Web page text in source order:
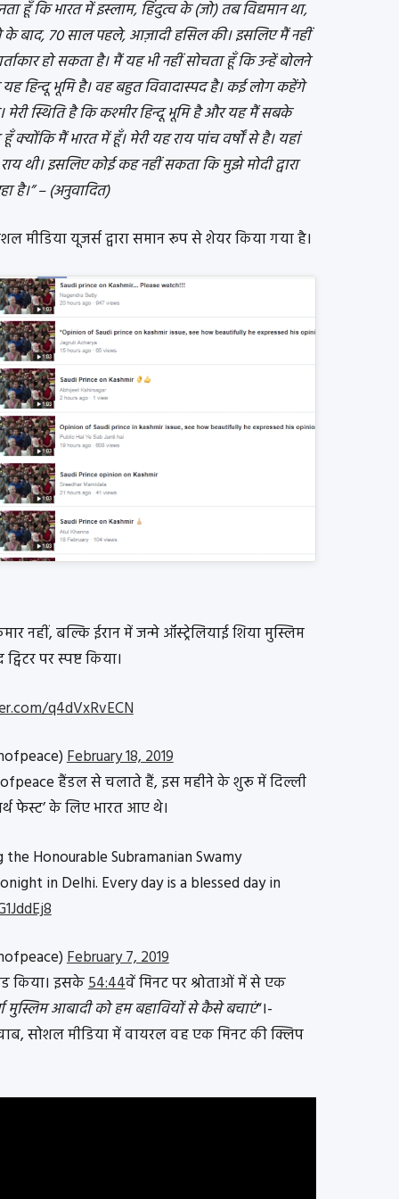
हूँ कि भारत में इस्लाम, हिंदुत्व के (जो) तब विद्यमान था,
के बाद, 70 साल पहले, आज़ादी हसिल की। इसलिए मैं नहीं
हो सकता है। मैं यह भी नहीं सोचता हूँ कि उन्हें बोलने
हिन्दू भूमि है। वह बहुत विवादास्पद है। कई लोग कहेंगे
मेरी स्थिति है कि कश्मीर हिन्दू भूमि है और यह मैं सबके
मैं भारत में हूँ। मेरी यह राय पांच वर्षों से है। यहां
थी। इसलिए कोई कह नहीं सकता कि मुझे मोदी द्वारा
है।” – (अनुवादित)
मीडिया यूजर्स द्वारा समान रूप से शेयर किया गया है।
नहीं, बल्कि ईरान में जन्मे ऑस्ट्रेलियाई शिया मुस्लिम
पर स्पष्ट किया।
q4dVxRvECN
February 18, 2019
हैंडल से चलाते हैं, इस महीने के शुरू में दिल्ली
फेस्ट’ के लिए भारत आए थे।
Honourable Subramanian Swamy
in Delhi. Every day is a blessed day in
February 7, 2019
किया। इसके54:44वें मिनट पर श्रोताओं में से एक
मुस्लिम आबादी को हम बहावियों से कैसे बचाएं“।-
सोशल मीडिया में वायरल वह एक मिनट की क्लिप